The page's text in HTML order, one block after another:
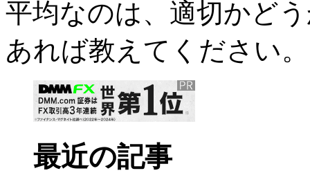
平均なのは、適切かど
あれば教えてください。
最近の記事